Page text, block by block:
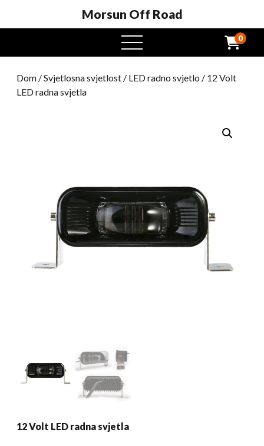
Morsun Off Road
Otvoreni
izbornik
0
Dom /Svjetlosna svjetlost / LED radno svjetlo / 12 Volt
LED radna svjetla
12 Volt LED radna svjetla